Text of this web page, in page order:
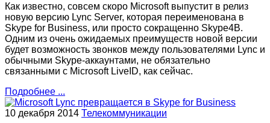
Как известно, совсем скоро Microsoft выпустит в релиз
новую версию Lync Server, которая переименована в
Skype for Business, или просто сокращенно Skype4B.
Одним из очень ожидаемых преимуществ новой версии
будет возможность звонков между пользователями Lync и
обычными Skype-аккаунтами, не обязательно
связанными с Microsoft LiveID, как сейчас.
Подробнее ...
10 декабря 2014 Телекоммуникации